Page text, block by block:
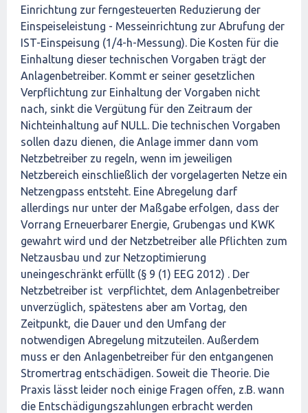
Einrichtung zur ferngesteuerten Reduzierung der
Einspeiseleistung - Messeinrichtung zur Abrufung der
IST-Einspeisung (1/4-h-Messung). Die Kosten für die
Einhaltung dieser technischen Vorgaben trägt der
Anlagenbetreiber. Kommt er seiner gesetzlichen
Verpflichtung zur Einhaltung der Vorgaben nicht
nach, sinkt die Vergütung für den Zeitraum der
Nichteinhaltung auf NULL. Die technischen Vorgaben
sollen dazu dienen, die Anlage immer dann vom
Netzbetreiber zu regeln, wenn im jeweiligen
Netzbereich einschließlich der vorgelagerten Netze ein
Netzengpass entsteht. Eine Abregelung darf
allerdings nur unter der Maßgabe erfolgen, dass der
Vorrang Erneuerbarer Energie, Grubengas und KWK
gewahrt wird und der Netzbetreiber alle Pflichten zum
Netzausbau und zur Netzoptimierung
uneingeschränkt erfüllt (§ 9 (1) EEG 2012) . Der
Netzbetreiber ist verpflichtet, dem Anlagenbetreiber
unverzüglich, spätestens aber am Vortag, den
Zeitpunkt, die Dauer und den Umfang der
notwendigen Abregelung mitzuteilen. Außerdem
muss er den Anlagenbetreiber für den entgangenen
Stromertrag entschädigen. Soweit die Theorie. Die
Praxis lässt leider noch einige Fragen offen, z.B. wann
die Entschädigungszahlungen erbracht werden